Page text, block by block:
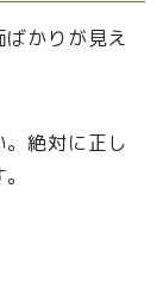
かりが見え
絶対に正し